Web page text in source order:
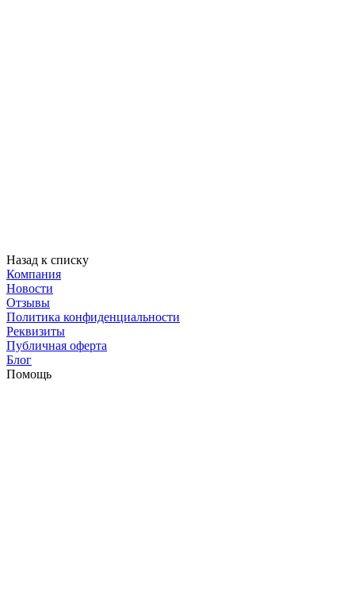
Назад к списку
Компания
Новости
Отзывы
Политика конфиденциальности
Реквизиты
Публичная оферта
Блог
Помощь